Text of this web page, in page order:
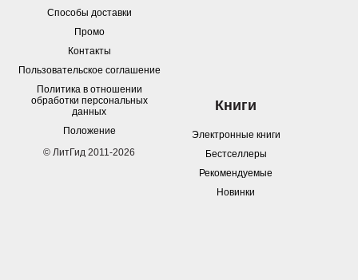
Способы доставки
Промо
Контакты
Пользовательское соглашение
Политика в отношении
обработки персональных
данных
Положение
© ЛитГид 2011-2026
Книги
Электронные книги
Бестселлеры
Рекомендуемые
Новинки